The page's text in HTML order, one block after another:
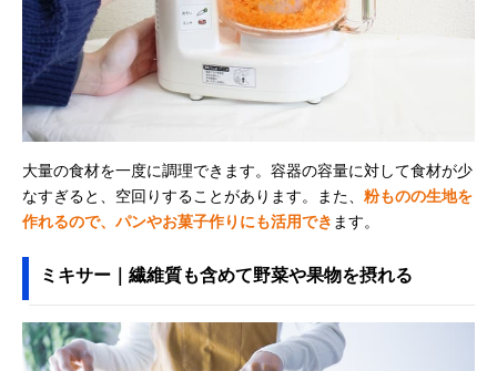
大量の食材を一度に調理できます。容器の容量に対して食材が少
なすぎると、空回りすることがあります。また、 粉ものの生地を
作れるので、パンやお菓子作りにも活用でき ます。
ミキサー｜繊維質も含めて野菜や果物を摂れる